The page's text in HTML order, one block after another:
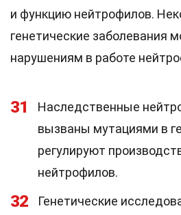
и функцию нейтрофилов.
генетические заболевания
нарушениям в работе
31
Наследственные
вызваны мутациями в
регулируют
нейтрофилов.
32
Генетические